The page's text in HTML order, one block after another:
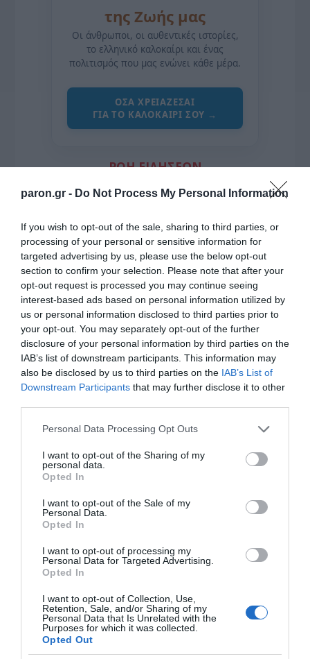
paron.gr - Do Not Process My Personal Information
If you wish to opt-out of the sale, sharing to third parties, or
processing of your personal or sensitive information for
targeted advertising by us, please use the below opt-out
section to confirm your selection. Please note that after your
opt-out request is processed you may continue seeing
interest-based ads based on personal information utilized by
us or personal information disclosed to third parties prior to
your opt-out. You may separately opt-out of the further
disclosure of your personal information by third parties on the
IAB’s list of downstream participants. This information may
also be disclosed by us to third parties on the IAB’s List of
Downstream Participants that may further disclose it to other
Please note that this website/app uses one or more Google
not limited to your visit or usage behaviour. You may click to
grant or deny consent to Google and its third-party tags to
use your data for below specified purposes in below Google
consent section.
Personal Data Processing Opt Outs
I want to opt-out of the Sharing of my
personal data.
Opted In
I want to opt-out of the Sale of my
Personal Data.
Opted In
I want to opt-out of processing my
Personal Data for Targeted Advertising.
Opted In
I want to opt-out of Collection, Use,
Retention, Sale, and/or Sharing of my
Personal Data that Is Unrelated with the
Purposes for which it was collected.
Opted Out
της Ζωής μας
Οι άνθρωποι, οι αυθεντικές ιστορίες,
το ελληνικό καλοκαίρι και ένας
πολιτισμός που μας ενώνει κάθε μέρα.
ΌΣΑ ΧΡΕΙΆΖΕΣΑΙ
ΓΙΑ ΤΟ ΚΑΛΟΚΑΊΡΙ ΣΟΥ →
ΡΟΗ ΕΙΔΗΣΕΩΝ
Ορθόδοξοι υπάρχουν και στα Βαλκάνια, κύριοι του
Ψυχρολουσία στην Τούμπα: Ο ΠΑΟΚ πλήρωσε το
«μπλακ άουτ» των 17 δευτερολέπτων και τρέχει για
την ανατροπή στο Βέλγιο
ΠΑΟΚ – Άντερλεχτ LIVE: Η τηλεοπτική μετάδοση του
αγώνα (OPEN)
Στη Μύκονο βρίσκεται η Nicole Kidman: Γεύμα στο
Nammos μαζί με Zoe Saldaña και Omar Epps
Ρένα Δούρου: Θολή συμφωνία που αφήνει ανοικτά
ηγέτης;